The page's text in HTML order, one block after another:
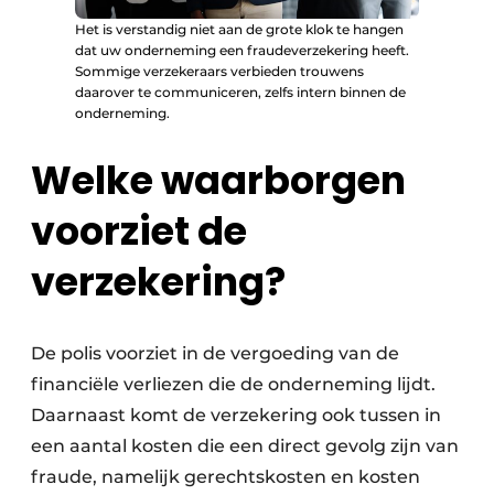
Het is verstandig niet aan de grote klok te hangen
dat uw onderneming een fraudeverzekering heeft.
Sommige verzekeraars verbieden trouwens
daarover te communiceren, zelfs intern binnen de
onderneming.
Welke waarborgen
voorziet de
verzekering?
De polis voorziet in de vergoeding van de
financiële verliezen die de onderneming lijdt.
Daarnaast komt de verzekering ook tussen in
een aantal kosten die een direct gevolg zijn van
fraude, namelijk gerechtskosten en kosten